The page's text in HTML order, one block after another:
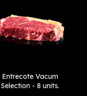
Entrecote Vacum
Selection - 8 units.